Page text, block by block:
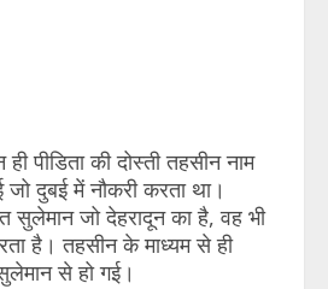
पीडिता की दोस्ती तहसीन नाम
जो दुबई में नौकरी करता था।
सुलेमान जो देहरादून का है, वह भी
है। तहसीन के माध्यम से ही
से हो गई।